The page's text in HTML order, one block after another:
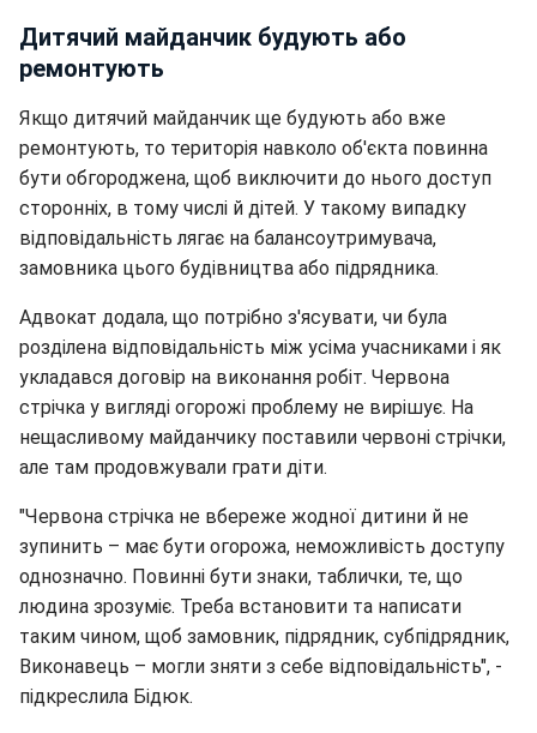
Дитячий майданчик будують або
ремонтують
Якщо дитячий майданчик ще будують або вже
ремонтують, то територія навколо об'єкта повинна
бути обгороджена, щоб виключити до нього доступ
сторонніх, в тому числі й дітей. У такому випадку
відповідальність лягає на балансоутримувача,
замовника цього будівництва або підрядника.
Адвокат додала, що потрібно з'ясувати, чи була
розділена відповідальність між усіма учасниками і як
укладався договір на виконання робіт. Червона
стрічка у вигляді огорожі проблему не вирішує. На
нещасливому майданчику поставили червоні стрічки,
але там продовжували грати діти.
"Червона стрічка не вбереже жодної дитини й не
зупинить – має бути огорожа, неможливість доступу
однозначно. Повинні бути знаки, таблички, те, що
людина зрозуміє. Треба встановити та написати
таким чином, щоб замовник, підрядник, субпідрядник,
Виконавець – могли зняти з себе відповідальність", -
підкреслила Бідюк.